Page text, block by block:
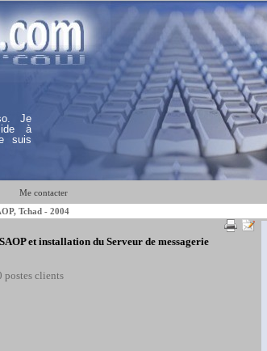
Je
à
suis
Me contacter
Tchad - 2004
et installation du Serveur de messagerie
postes clients